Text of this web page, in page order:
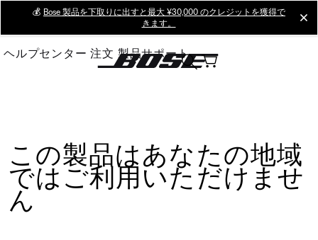
Main
💰 Bose 製品を下取りに出すと最大 ¥30,000 のクレジットを獲得で
きます。
ヘルプセンター 注文 製品サポート
この製品はあなたの地域
ではご利用いただけませ
ん